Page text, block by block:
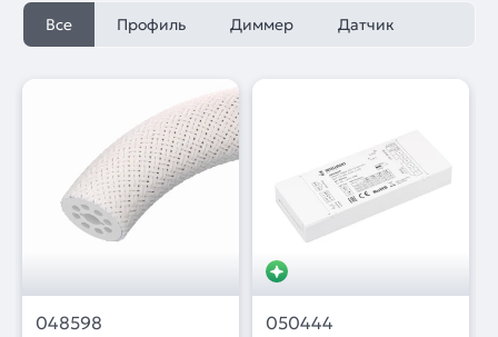
Все Профиль Диммер Датчик
048598 050444